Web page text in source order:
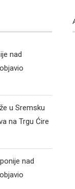
nad
u Sremsku
na Trgu Ćire
nad